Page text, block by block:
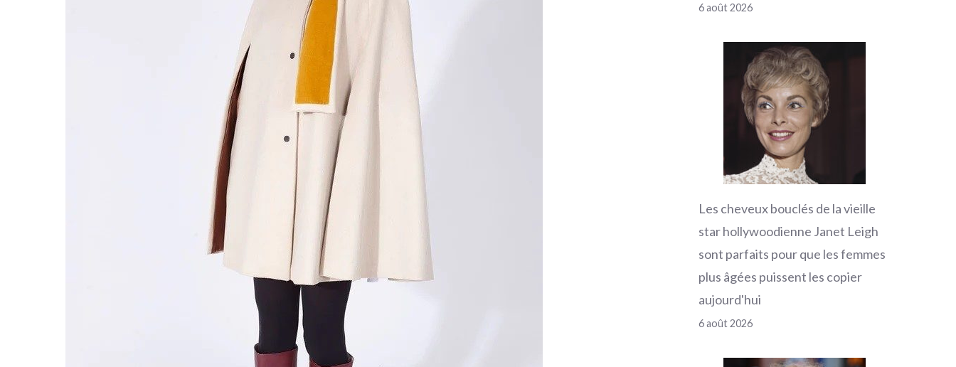
6 août 2026
Les cheveux bouclés de la vieille
star hollywoodienne Janet Leigh
sont parfaits pour que les femmes
plus âgées puissent les copier
aujourd'hui
6 août 2026